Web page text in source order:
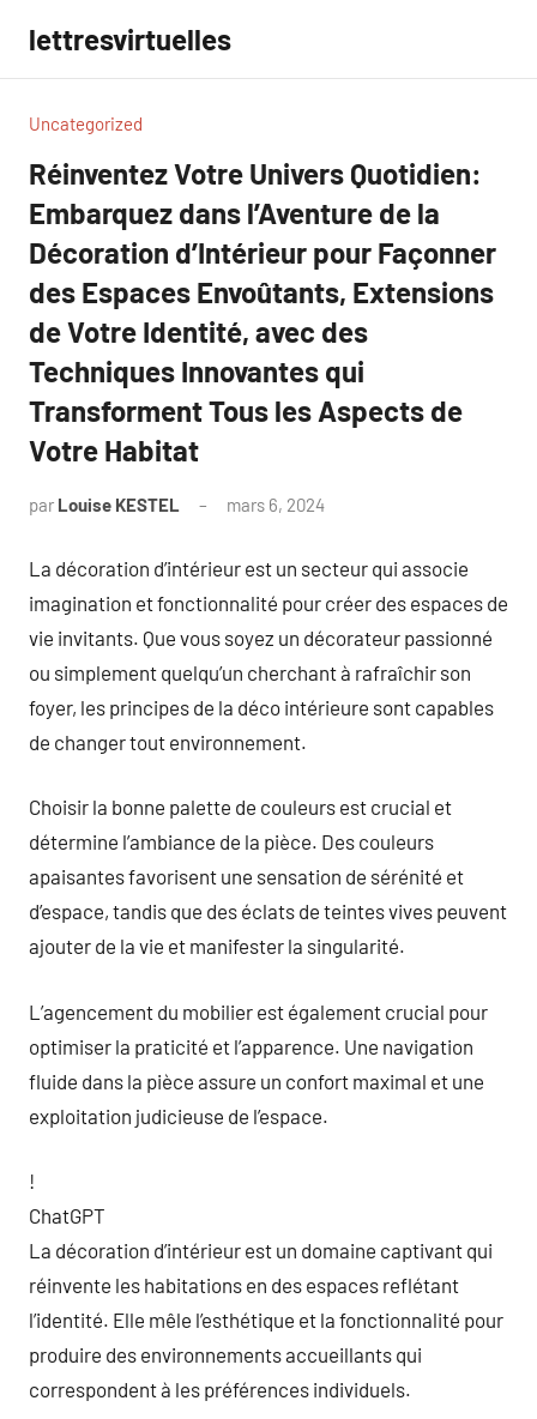
contenu
lettresvirtuelles
Uncategorized
Réinventez Votre Univers Quotidien:
Embarquez dans l’Aventure de la
Décoration d’Intérieur pour Façonner
des Espaces Envoûtants, Extensions
de Votre Identité, avec des
Techniques Innovantes qui
Transforment Tous les Aspects de
Votre Habitat
par Louise KESTEL mars 6, 2024
La décoration d’intérieur est un secteur qui associe
imagination et fonctionnalité pour créer des espaces de
vie invitants. Que vous soyez un décorateur passionné
ou simplement quelqu’un cherchant à rafraîchir son
foyer, les principes de la déco intérieure sont capables
de changer tout environnement.
Choisir la bonne palette de couleurs est crucial et
détermine l’ambiance de la pièce. Des couleurs
apaisantes favorisent une sensation de sérénité et
d’espace, tandis que des éclats de teintes vives peuvent
ajouter de la vie et manifester la singularité.
L’agencement du mobilier est également crucial pour
optimiser la praticité et l’apparence. Une navigation
fluide dans la pièce assure un confort maximal et une
exploitation judicieuse de l’espace.
!
ChatGPT
La décoration d’intérieur est un domaine captivant qui
réinvente les habitations en des espaces reflétant
l’identité. Elle mêle l’esthétique et la fonctionnalité pour
produire des environnements accueillants qui
correspondent à les préférences individuels.